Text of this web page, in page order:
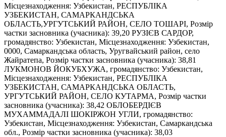
Місцезнаходження: Узбекистан, РЕСПУБЛІКА
УЗБЕКИСТАН, САМАРКАНДСЬКА
ОБЛАСТЬ,УРГУТСЬКИЙ РАЙОН, СЕЛО ТОШАРІ, Розмір
частки засновника (учасника): 39,20 РУЗІЄВ САРДОР,
громадянство: Узбекистан, Місцезнаходження: Узбекистан,
0000, Самаркандська область, Уругвайський район, село
Жайратепа, Розмір частки засновника (учасника): 38,81
ЛУКМОНОВ ЙОКУБХУЖА, громадянство: Узбекистан,
Місцезнаходження: Узбекистан, РЕСПУБЛІКА
УЗБЕКИСТАН, САМАРКАНДСЬКА ОБЛАСТЬ,
УРГУТСЬКИЙ РАЙОН, СЕЛО КУТАРМА, Розмір частки
засновника (учасника): 38,42 ОБЛОБЕРДІЄВ
МУХАММАДАЛІ ШОКІРЖОН УГЛИ, громадянство:
Узбекистан, Місцезнаходження: Узбекистан, Самаркандська
обл., Розмір частки засновника (учасника): 38,03